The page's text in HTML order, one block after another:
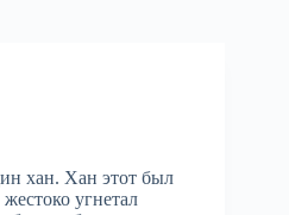
хан. Хан этот был
угнетал